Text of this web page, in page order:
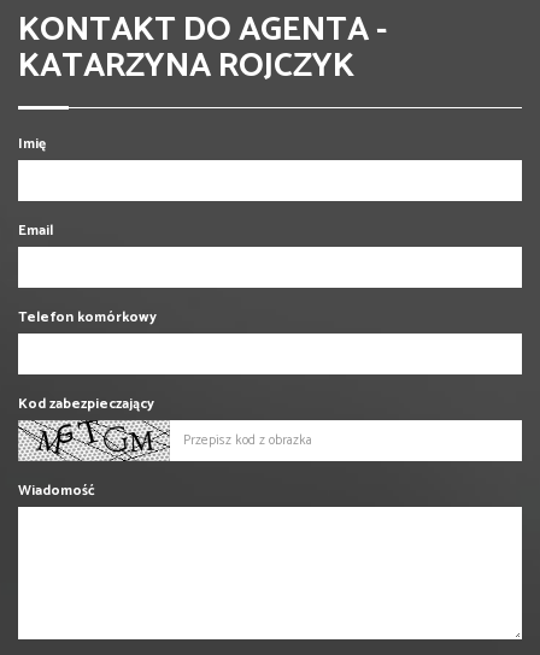
KONTAKT DO AGENTA -
KATARZYNA ROJCZYK
Imię
Email
Telefon komórkowy
Kod zabezpieczający
Wiadomość